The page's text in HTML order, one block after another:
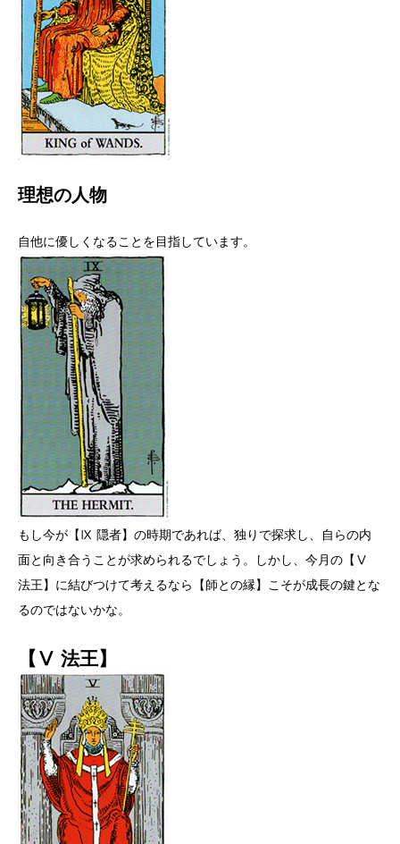
理想の人物
自他に優しくなることを目指しています。
もし今が【Ⅸ 隠者】の時期であれば、独りで探求し、自らの内
面と向き合うことが求められるでしょう。しかし、今月の【Ⅴ
法王】に結びつけて考えるなら【師との縁】こそが成長の鍵とな
るのではないかな。
【Ⅴ 法王】